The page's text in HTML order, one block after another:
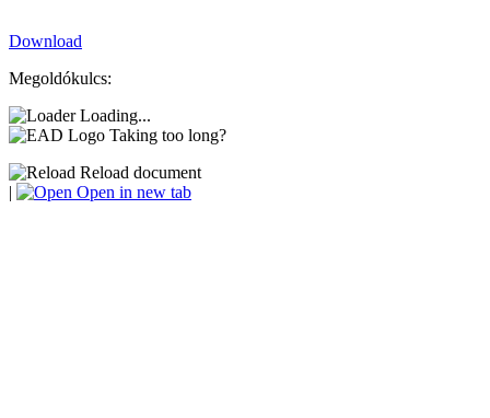
Download
Megoldókulcs:
Loading...
Taking too long?
Reload document
|
Open in new tab